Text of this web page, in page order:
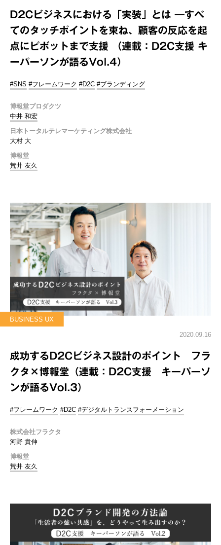
D2Cビジネスにおける「実装」とは ―すべ
てのタッチポイントを束ね、顧客の反応を起
点にピボットまで支援 （連載：D2C支援 キ
ーパーソンが語るVol.4）
#SNS #フレームワーク #D2C #ブランディング
博報堂プロダクツ
中井 和宏
日本トータルテレマーケティング株式会社
大村 大
博報堂
荒井 友久
BUSINESS UX
2020.09.16
成功するD2Cビジネス設計のポイント フラ
クタ×博報堂（連載：D2C支援 キーパーソ
ンが語るVol.3）
#フレームワーク #D2C #デジタルトランスフォーメーション
株式会社フラクタ
河野 貴伸
博報堂
荒井 友久